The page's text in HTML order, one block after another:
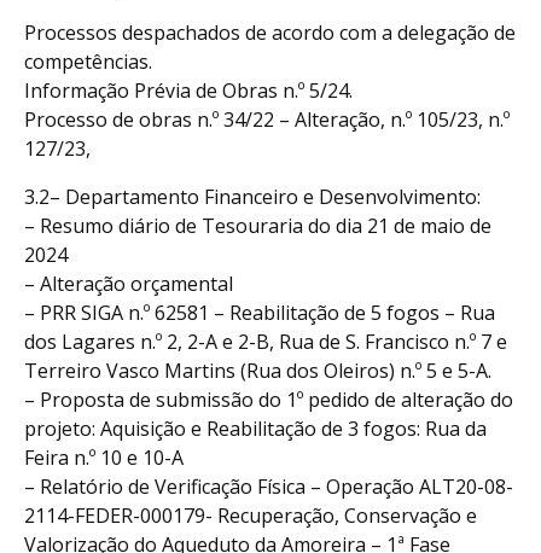
Processos despachados de acordo com a delegação de
competências.
Informação Prévia de Obras n.º 5/24.
Processo de obras n.º 34/22 – Alteração, n.º 105/23, n.º
127/23,
3.2– Departamento Financeiro e Desenvolvimento:
– Resumo diário de Tesouraria do dia 21 de maio de
2024
– Alteração orçamental
– PRR SIGA n.º 62581 – Reabilitação de 5 fogos – Rua
dos Lagares n.º 2, 2-A e 2-B, Rua de S. Francisco n.º 7 e
Terreiro Vasco Martins (Rua dos Oleiros) n.º 5 e 5-A.
– Proposta de submissão do 1º pedido de alteração do
projeto: Aquisição e Reabilitação de 3 fogos: Rua da
Feira n.º 10 e 10-A
– Relatório de Verificação Física – Operação ALT20-08-
2114-FEDER-000179- Recuperação, Conservação e
Valorização do Aqueduto da Amoreira – 1ª Fase